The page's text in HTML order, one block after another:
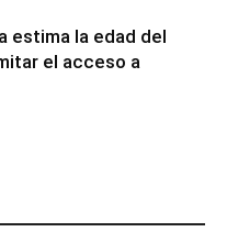
estima la edad del
el acceso a